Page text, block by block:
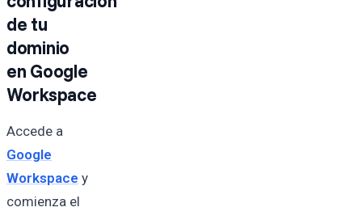
de tu
dominio
en Google
Workspace
Accede a
Google
Workspace y
comienza el